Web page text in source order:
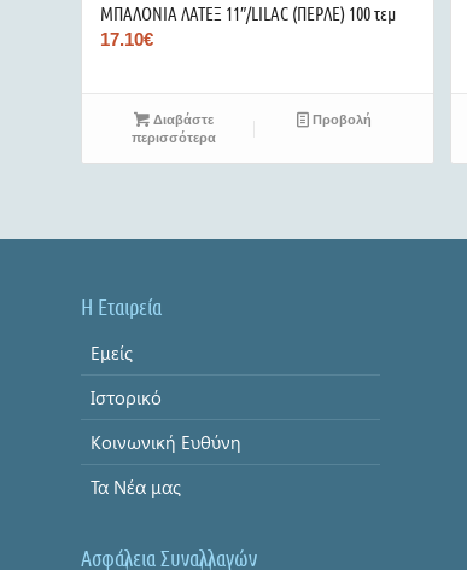
ΜΠΑΛΟΝΙΑ ΛΑΤΕΞ 11″/LILAC (ΠΕΡΛΕ) 100 τεμ
17.10€
Διαβάστε
περισσότερα
Προβολή
Η Εταιρεία
Εμείς
Ιστορικό
Κοινωνική Ευθύνη
Τα Νέα μας
Ασφάλεια Συναλλαγών